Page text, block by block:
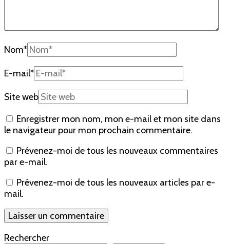
Nom*
E-mail*
Site web
Enregistrer mon nom, mon e-mail et mon site dans
le navigateur pour mon prochain commentaire.
Prévenez-moi de tous les nouveaux commentaires
par e-mail.
Prévenez-moi de tous les nouveaux articles par e-
mail.
Rechercher